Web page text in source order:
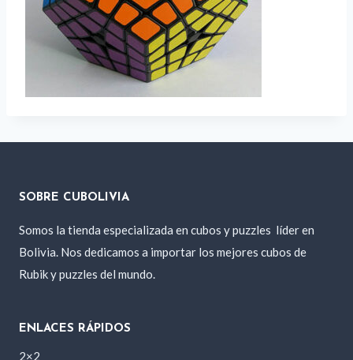
SOBRE CUBOLIVIA
Somos la tienda especializada en cubos y puzzles líder en
Bolivia. Nos dedicamos a importar los mejores cubos de
Rubik y puzzles del mundo.
ENLACES RÁPIDOS
2×2